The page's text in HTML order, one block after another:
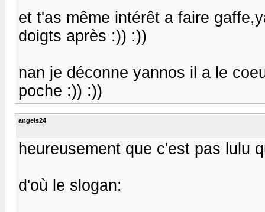
et t'as même intérêt a faire
doigts après :)) :))
nan je déconne yannos il a le
poche :)) :))
angels24
heureusement que c'est pas lulu
d'où le slogan: